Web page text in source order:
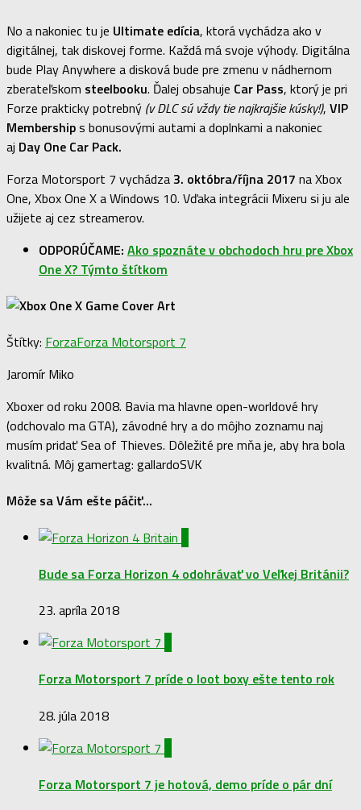
No a nakoniec tu je Ultimate edícia, ktorá vychádza ako v
digitálnej, tak diskovej forme. Každá má svoje výhody. Digitálna
bude Play Anywhere a disková bude pre zmenu v nádhernom
zberateľskom steelbooku. Ďalej obsahuje Car Pass, ktorý je pri
Forze prakticky potrebný (v DLC sú vždy tie najkrajšie kúsky!), VIP
Memberships bonusovými autami a doplnkami a nakoniec
aj Day One Car Pack.
Forza Motorsport 7 vychádza3. októbra/října 2017 na Xbox
One, Xbox One X a Windows 10. Vďaka integrácii Mixeru si ju ale
užijete aj cez streamerov.
ODPORÚČAME: Ako spoznáte v obchodoch hru pre Xbox
One X? Týmto štítkom
Štítky: ForzaForza Motorsport 7
Jaromír Miko
Xboxer od roku 2008. Bavia ma hlavne open-worldové hry
(odchovalo ma GTA), závodné hry a do môjho zoznamu naj
musím pridať Sea of Thieves. Dôležité pre mňa je, aby hra bola
kvalitná. Môj gamertag: gallardoSVK
Môže sa Vám ešte páčiť...
Bude sa Forza Horizon 4 odohrávať vo Veľkej Británii?
23. apríla 2018
Forza Motorsport 7 príde o loot boxy ešte tento rok
28. júla 2018
Forza Motorsport 7 je hotová, demo príde o pár dní